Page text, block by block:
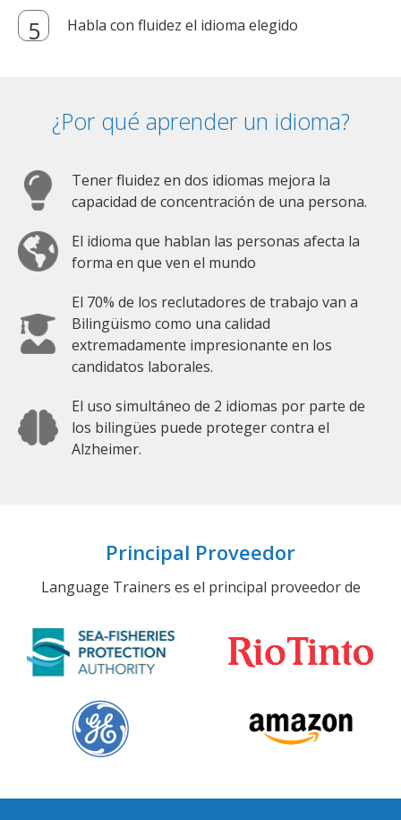
Habla con fluidez el idioma elegido
¿Por qué aprender un idioma?
Tener fluidez en dos idiomas mejora la
capacidad de concentración de una persona.
El idioma que hablan las personas afecta la
forma en que ven el mundo
El 70% de los reclutadores de trabajo van a
Bilingüismo como una calidad
extremadamente impresionante en los
candidatos laborales.
El uso simultáneo de 2 idiomas por parte de
los bilingües puede proteger contra el
Alzheimer.
Principal Proveedor
Language Trainers es el principal proveedor de